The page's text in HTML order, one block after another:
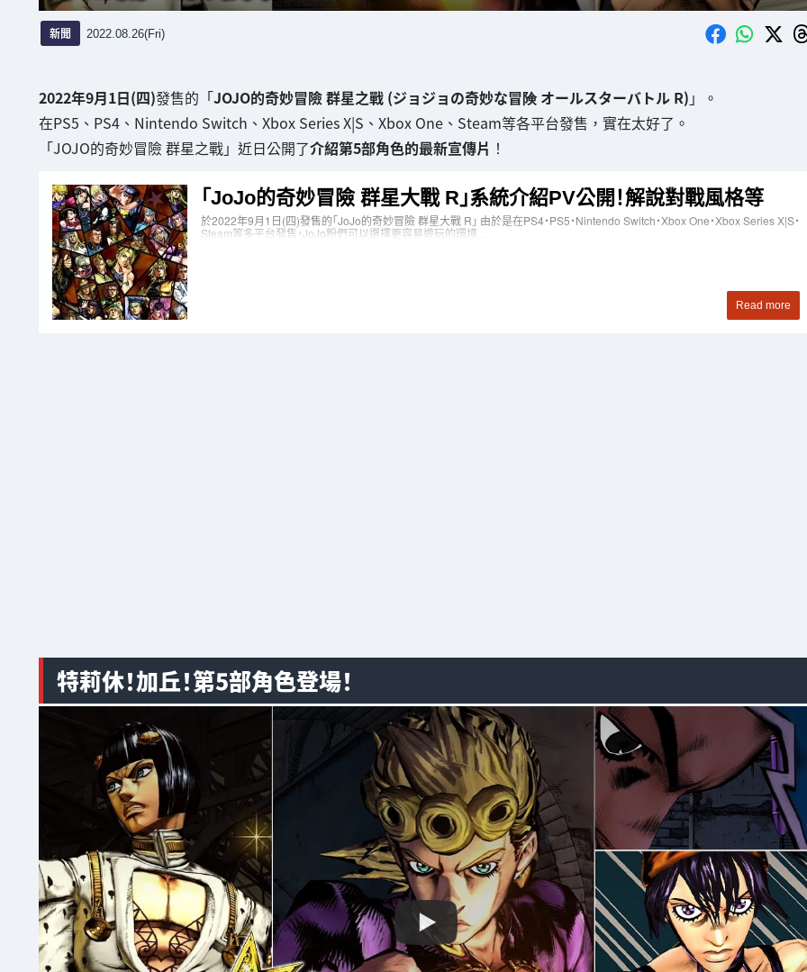
新聞 2022.08.26(Fri)
2022年9月1日(四)發售的「JOJO的奇妙冒險 群星之戰 (ジョジョの奇妙な冒険 オールスターバトル R) 」。
在PS5、PS4、Nintendo Switch、Xbox Series X|S、Xbox One、Steam等各平台發售，實在太好了。
「JOJO的奇妙冒險 群星之戰」近日公開了介紹第5部角色的最新宣傳片 ！
特莉休！加丘！第5部角色登場！